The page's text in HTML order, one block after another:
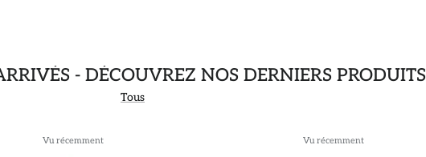
- DÉCOUVREZ NOS DERNIERS PRODUITS
Tous
Vu récemment Vu récemment